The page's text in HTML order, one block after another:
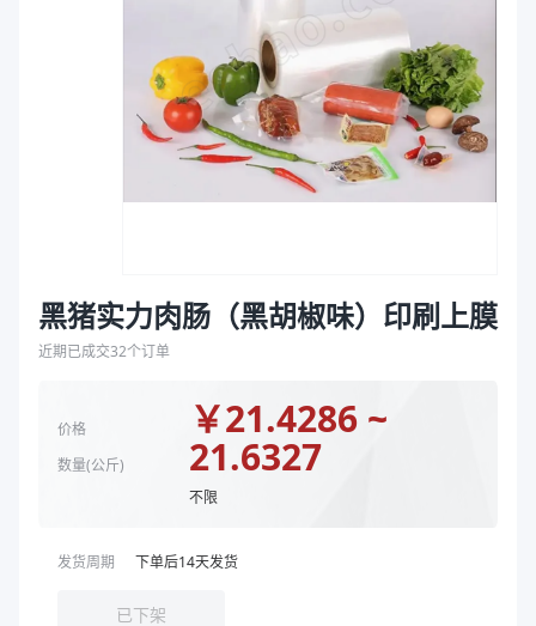
袋
拉伸膜
498mm*100μm、598mm*100μm
黑猪实力肉肠（黑胡椒味）印刷上膜
近期已成交32个订单
价格
数量(公斤)
￥21.4286 ~
21.6327
不限
发货周期 下单后14天发货
已下架